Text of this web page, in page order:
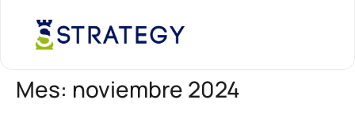
Mes: noviembre 2024